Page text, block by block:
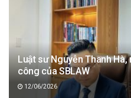
Luật sư Nguyễn Thanh
công của SBLAW
12/06/2026